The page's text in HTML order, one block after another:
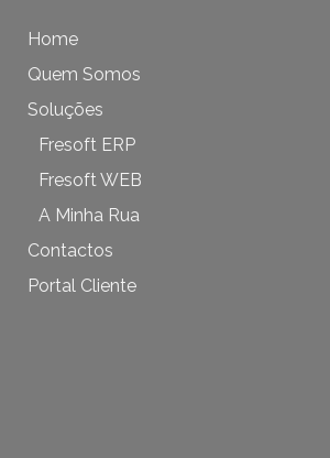
Home
Quem Somos
Soluções
Fresoft ERP
Fresoft WEB
A Minha Rua
Contactos
Portal Cliente